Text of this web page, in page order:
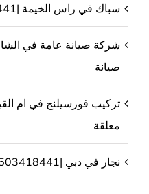
سباك في راس الخيمة |0503418441
صيانة
معلقة
نجار في دبي |0503418441| نجار رخيص في دبي